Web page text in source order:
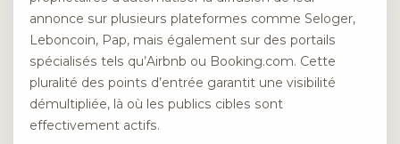
annonce sur plusieurs plateformes comme Seloger,
Leboncoin, Pap, mais également sur des portails
spécialisés tels qu’Airbnb ou Booking.com. Cette
pluralité des points d’entrée garantit une visibilité
démultipliée, là où les publics cibles sont
effectivement actifs.